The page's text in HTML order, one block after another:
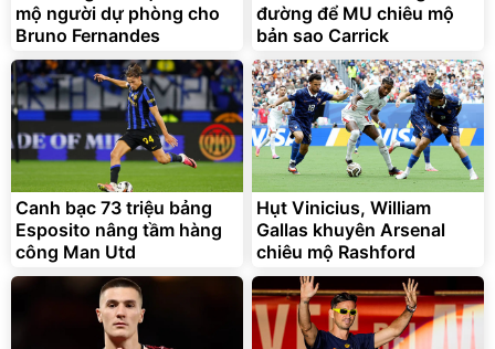
Flash Sale
Lót ghế ôtô, nâng lưng
chống nóng giúp thoải mái
trong di chuyển
295.000đ
Đã bán nhiều
mộ người dự phòng cho
Bruno Fernandes
đường để MU chiêu mộ
bản sao Carrick
Canh bạc 73 triệu bảng
Esposito nâng tầm hàng
công Man Utd
Hụt Vinicius, William
Gallas khuyên Arsenal
chiêu mộ Rashford